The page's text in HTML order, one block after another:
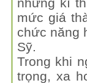
mức giá
chức năng
Sỹ.
Trong khi
trọng, xa